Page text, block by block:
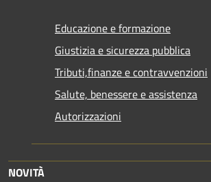
Educazione e formazione
Giustizia e sicurezza pubblica
Tributi,finanze e contravvenzioni
Salute, benessere e assistenza
Autorizzazioni
NOVITÀ